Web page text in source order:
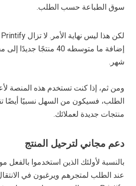
سوق الطباعة حسب الطلب.
إضافة ما متوسطه 40 منتجًا
شهر.
ومن ثم، إذا كنت تستخدم هذه المنصة
الطلب، فسيكون من السهل نسبيًا أيضًا
منتجات جديدة لعملائك.
دعم مجاني لترحيل المنتج
بالنسبة لأولئك الذين استخدموا بالفعل
عند الطلب لمتجرهم ويرغبون في